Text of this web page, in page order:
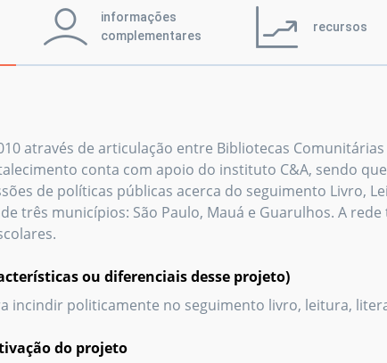
informações
complementares
recursos
através de articulação entre Bibliotecas Comunitárias
conta com apoio do instituto C&A, sendo
de políticas públicas acerca do seguimento Livro,
três municípios: São Paulo, Mauá e Guarulhos. A
ou diferenciais desse projeto)
incindir politicamente no seguimento livro, leitura,
do projeto